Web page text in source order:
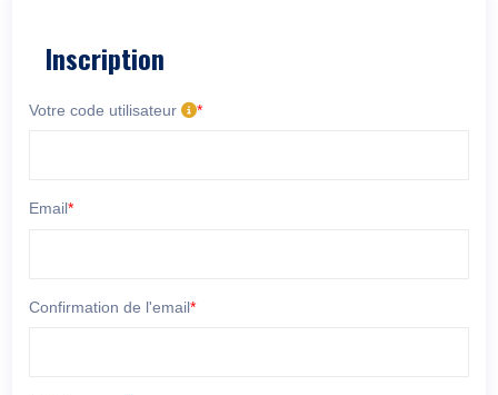
Inscription
Votre code utilisateur *
Email*
Confirmation de l'email*